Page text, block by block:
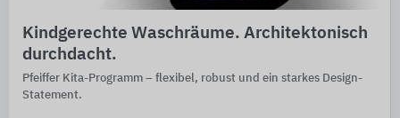
Kindgerechte Waschräume. Architektonisch
durchdacht.
Pfeiffer Kita-Programm – flexi­bel, robust und ein starkes Design-
Statement.